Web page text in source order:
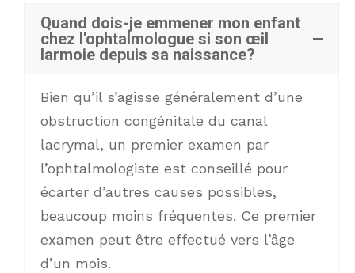
Quand dois-je emmener mon enfant
chez l'ophtalmologue si son œil
larmoie depuis sa naissance?
Bien qu’il s’agisse généralement d’une
obstruction congénitale du canal
lacrymal, un premier examen par
l’ophtalmologiste est conseillé pour
écarter d’autres causes possibles,
beaucoup moins fréquentes. Ce premier
examen peut être effectué vers l’âge
d’un mois.